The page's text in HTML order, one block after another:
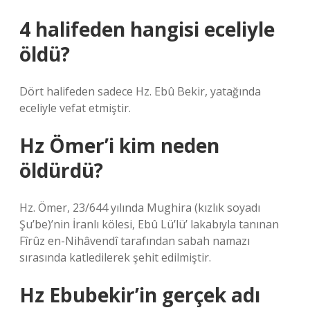
4 halifeden hangisi eceliyle
öldü?
Dört halifeden sadece Hz. Ebû Bekir, yatağında
eceliyle vefat etmiştir.
Hz Ömer’i kim neden
öldürdü?
Hz. Ömer, 23/644 yılında Mughira (kızlık soyadı
Şu’be)’nin İranlı kölesi, Ebû Lü’lü’ lakabıyla tanınan
Fîrûz en-Nihâvendî tarafından sabah namazı
sırasında katledilerek şehit edilmiştir.
Hz Ebubekir’in gerçek adı